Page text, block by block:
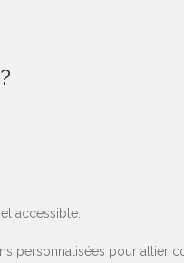
accessible.
personnalisées pour allier